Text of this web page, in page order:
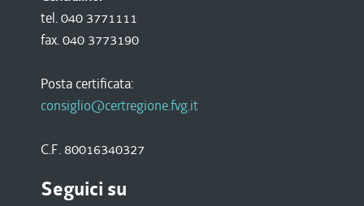
tel. 040 3771111
fax. 040 3773190
Posta certificata:
consiglio@certregione.fvg.it
C.F. 80016340327
Seguici su